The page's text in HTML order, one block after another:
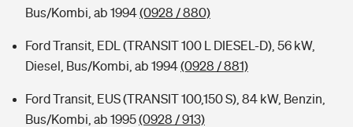
Bus/Kombi, ab 1994(0928 / 880)
Ford Transit, EDL (TRANSIT 100 L DIESEL-D), 56 kW,
Diesel, Bus/Kombi, ab 1994(0928 / 881)
Ford Transit, EUS (TRANSIT 100,150 S), 84 kW, Benzin,
Bus/Kombi, ab 1995(0928 / 913)